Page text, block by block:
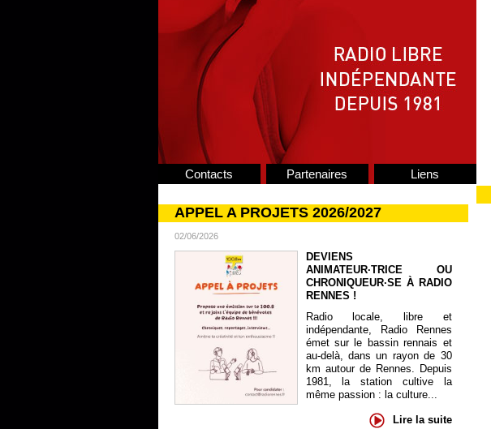
Contacts Partenaires Liens
APPEL A PROJETS 2026/2027
02/06/2026
DEVIENS
ANIMATEUR·TRICE OU
CHRONIQUEUR·SE À RADIO
RENNES !
Radio locale, libre et
indépendante, Radio Rennes
émet sur le bassin rennais et
au-delà, dans un rayon de 30
km autour de Rennes. Depuis
1981, la station cultive la
même passion : la culture...
Lire la suite